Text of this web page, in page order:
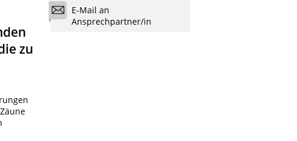
zu
E-Mail an
Ansprechpartner/in